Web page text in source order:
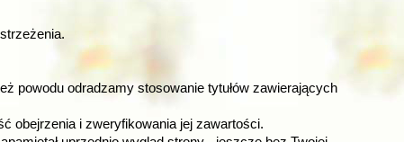
powodu odradzamy stosowanie tytułów zawierających
obejrzenia i zweryfikowania jej zawartości.